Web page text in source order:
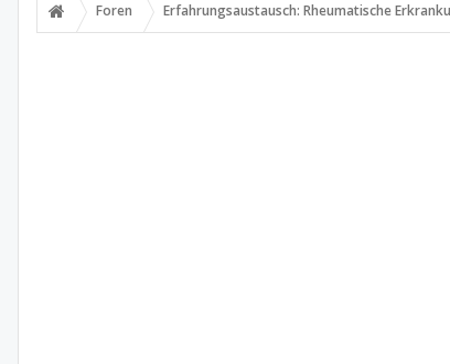
Foren Erfahrungsaustausch: Rheumatische